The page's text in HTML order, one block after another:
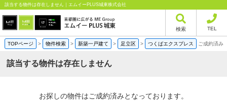
該当する物件は存在しません｜エムイーPLUS城東株式会社
検索 TEL
TOPページ > 物件検索 > 新築一戸建て > 足立区 > つくばエクスプレス ご成約済み
該当する物件は存在しません
お探しの物件はご成約済みとなっております。